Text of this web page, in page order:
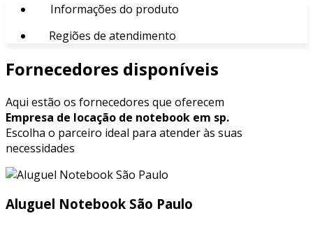
Informações do produto
Regiões de atendimento
Fornecedores disponíveis
Aqui estão os fornecedores que oferecem
Empresa de locação de notebook em sp.
Escolha o parceiro ideal para atender às suas
necessidades
Aluguel Notebook São Paulo